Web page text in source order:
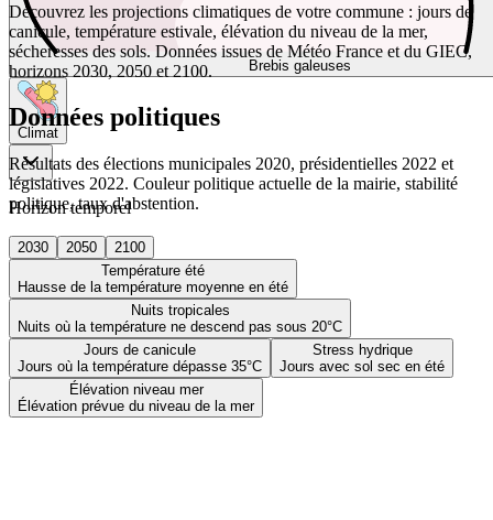
Brebis galeuses
Climat
Horizon temporel
2030 2050
2100
Température été
Hausse de la température moyenne en été
Nuits tropicales
Nuits où la température ne descend pas sous 20°C
Jours de canicule
Jours où la température dépasse 35°C
Stress hydrique
Jours avec sol sec en été
Élévation niveau mer
Élévation prévue du niveau de la mer
Découvrez les projections climatiques de votre commune : jours de
canicule, température estivale, élévation du niveau de la mer,
sécheresses des sols. Données issues de Météo France et du GIEC,
horizons 2030, 2050 et 2100.
Données politiques
Résultats des élections municipales 2020, présidentielles 2022 et
législatives 2022. Couleur politique actuelle de la mairie, stabilité
politique, taux d'abstention.